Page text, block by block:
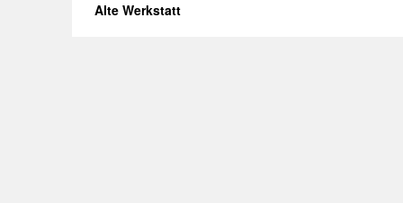
Alte Werkstatt